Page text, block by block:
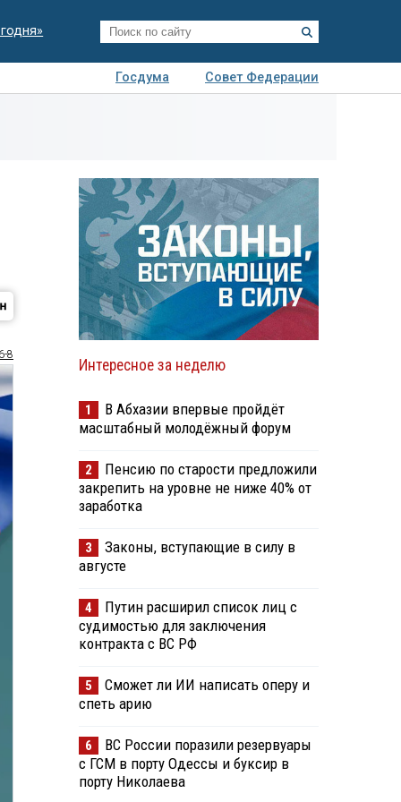
Госдума
Совет Федерации
8
Интересное за неделю
1
В Абхазии впервые пройдёт
масштабный молодёжный форум
2
Пенсию по старости предложили
закрепить на уровне не ниже 40% от
заработка
3
Законы, вступающие в силу в
августе
4
Путин расширил список лиц с
судимостью для заключения
контракта с ВС РФ
5
Сможет ли ИИ написать оперу и
спеть арию
6
ВС России поразили резервуары
с ГСМ в порту Одессы и буксир в
порту Николаева